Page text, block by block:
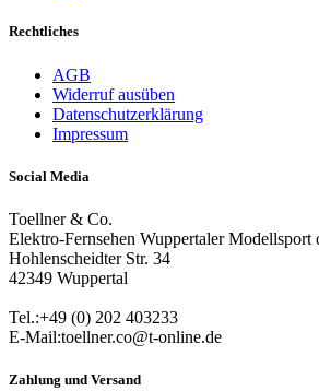
Rechtliches
AGB
Widerruf ausüben
Datenschutzerklärung
Impressum
Social Media
Toellner & Co.
Elektro-Fernsehen Wuppertaler Modellsport
Hohlenscheidter Str. 34
42349 Wuppertal
Tel.:+49 (0) 202 403233
E-Mail:toellner.co@t-online.de
Zahlung und Versand